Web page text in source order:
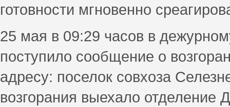
готовности мгновенно
25 мая в 09:29 часов в
поступило сообщение о
адресу: поселок совхоза
возгорания выехало